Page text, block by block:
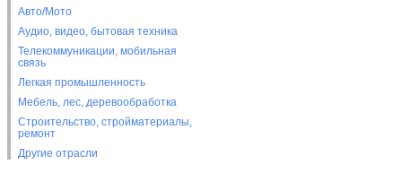
Авто/Мото
Аудио, видео, бытовая техника
Телекоммуникации, мобильная
связь
Легкая промышленность
Мебель, лес, деревообработка
Строительство, стройматериалы,
ремонт
Другие отрасли